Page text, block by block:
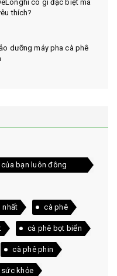
có gì đặc biệt mà
thích?
dưỡng máy pha cà phê
bạn luôn đông
nhất cà phê
cà phê bọt biển
cà phê phin
sức khỏe